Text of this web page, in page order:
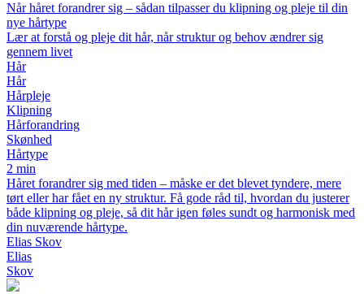
Når håret forandrer sig – sådan tilpasser du klipning og pleje til din
nye hårtype
Lær at forstå og pleje dit hår, når struktur og behov ændrer sig
gennem livet
Hår
Hår
Hårpleje
Klipning
Hårforandring
Skønhed
Hårtype
2 min
Håret forandrer sig med tiden – måske er det blevet tyndere, mere
tørt eller har fået en ny struktur. Få gode råd til, hvordan du justerer
både klipning og pleje, så dit hår igen føles sundt og harmonisk med
din nuværende hårtype.
Elias Skov
Elias
Skov